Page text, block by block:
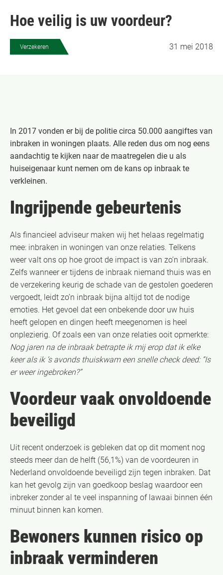
Hoe veilig is uw voordeur?
Verzekeren 31 mei 2018
In 2017 vonden er bij de politie circa 50.000 aangiftes van
inbraken in woningen plaats. Alle reden dus om nog eens
aandachtig te kijken naar de maatregelen die u als
huiseigenaar kunt nemen om de kans op inbraak te
verkleinen.
Ingrijpende gebeurtenis
Als financieel adviseur maken wij het helaas regelmatig
mee: inbraken in woningen van onze relaties. Telkens
weer valt ons op hoe groot de impact is van zo’n inbraak.
Zelfs wanneer er tijdens de inbraak niemand thuis was en
de verzekering keurig de schade van de gestolen goederen
vergoedt, leidt zo’n inbraak bijna altijd tot de nodige
emoties. Het gevoel dat een onbekende door uw huis
heeft gelopen en dingen heeft meegenomen is heel
onplezierig. Of zoals een van onze relaties ooit opmerkte:
Nog jaren na de inbraak betrapte ik mij erop dat ik elke
keer als ik ‘s avonds thuiskwam een snelle check deed: “Is
er weer ingebroken?”
Voordeur vaak onvoldoende
beveiligd
Uit recent onderzoek is gebleken dat op dit moment nog
steeds meer dan de helft (56,1%) van de voordeuren in
Nederland onvoldoende beveiligd zijn tegen inbraken. Dat
kan het gevolg zijn van goedkoop beslag waardoor een
inbreker zonder al te veel inspanning of lawaai binnen één
minuut binnen kan komen.
Bewoners kunnen risico op
inbraak verminderen